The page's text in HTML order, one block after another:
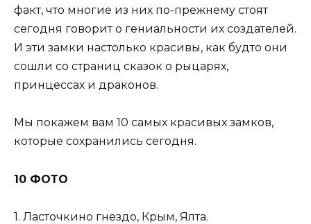
факт, что многие из них по-прежнему стоят
сегодня говорит о гениальности их создателей.
И эти замки настолько красивы, как будто они
сошли со страниц сказок о рыцарях,
принцессах и драконов.
Мы покажем вам 10 самых красивых замков,
которые сохранились сегодня.
10 ФОТО
1. Ласточкино гнездо, Крым, Ялта.